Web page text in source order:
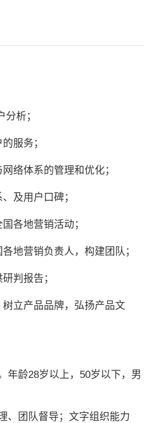
析；
服务；
络体系的管理和优化；
及用户口碑；
各地营销活动；
地营销负责人，构建团队；
判报告；
立产品品牌，弘扬产品文
年龄28岁以上，50岁以下，男
、团队督导；文字组织能力